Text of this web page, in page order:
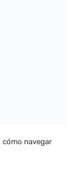
navegar